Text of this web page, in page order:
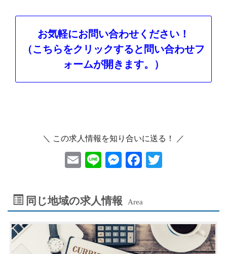
お気軽にお問い合わせください！
（こちらをクリックすると問い合わせフ
ォームが開きます。）
＼ この求人情報を知り合いに送る！ ／
E
ai
l
Li M
n
ge
r
F
oo
k
er
同じ地域の求人情報 Area